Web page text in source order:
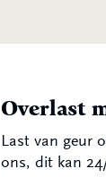
Overlast
Last van geur
ons, dit kan